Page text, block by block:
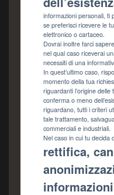
informazioni personali, ti
se preferisci ricevere le
elettronico o cartaceo.
Dovrai inoltre farci
nel qual caso riceverai
necessiti di una
In quest’ultimo caso,
momento della tua
riguardanti l’origine
conferma o meno
riguardano, tutti i criteri
tale trattamento,
commerciali e industriali.
Nel caso in cui tu decida
rettifica,